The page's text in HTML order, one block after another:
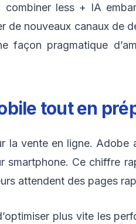
combiner less + IA
de nouveaux canaux
façon pragmatique
tout en
la vente en ligne.
Ce chiffre
attendent des pages
plus vite les